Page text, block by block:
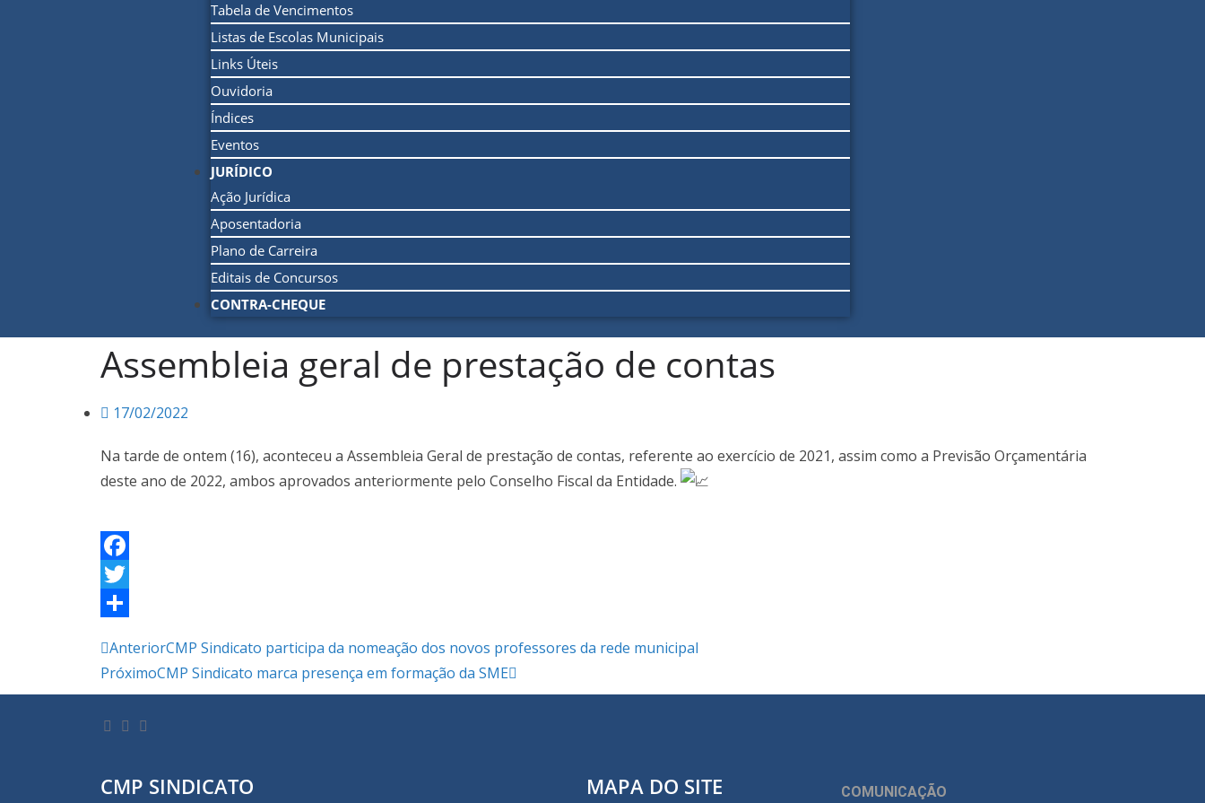
Tabela de Vencimentos
Listas de Escolas Municipais
Links Úteis
Ouvidoria
Índices
Eventos
JURÍDICO
Ação Jurídica
Aposentadoria
Plano de Carreira
Editais de Concursos
CONTRA-CHEQUE
Assembleia geral de prestação de contas
17/02/2022
Na tarde de ontem (16), aconteceu a Assembleia Geral de prestação de contas, referente ao exercício de 2021, assim como a Previsão Orçamentária
deste ano de 2022, ambos aprovados anteriormente pelo Conselho Fiscal da Entidade.
F
a
o
k
T
t
r
r
AnteriorCMP Sindicato participa da nomeação dos novos professores da rede municipal
PróximoCMP Sindicato marca presença em formação da SME
CMP SINDICATO MAPA DO SITE COMUNICAÇÃO